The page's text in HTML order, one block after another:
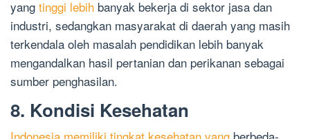
yang tinggi lebih banyak bekerja di sektor jasa dan
industri, sedangkan masyarakat di daerah yang masih
terkendala oleh masalah pendidikan lebih banyak
mengandalkan hasil pertanian dan perikanan sebagai
sumber penghasilan.
8. Kondisi Kesehatan